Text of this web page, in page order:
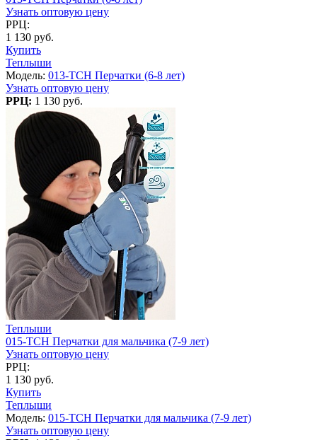
Узнать оптовую цену
РРЦ:
1 130 руб.
Купить
Теплыши
Модель: 013-TCH Перчатки (6-8 лет)
Узнать оптовую цену
РРЦ: 1 130 руб.
Теплыши
015-TCH Перчатки для мальчика (7-9 лет)
Узнать оптовую цену
РРЦ:
1 130 руб.
Купить
Теплыши
Модель: 015-TCH Перчатки для мальчика (7-9 лет)
Узнать оптовую цену